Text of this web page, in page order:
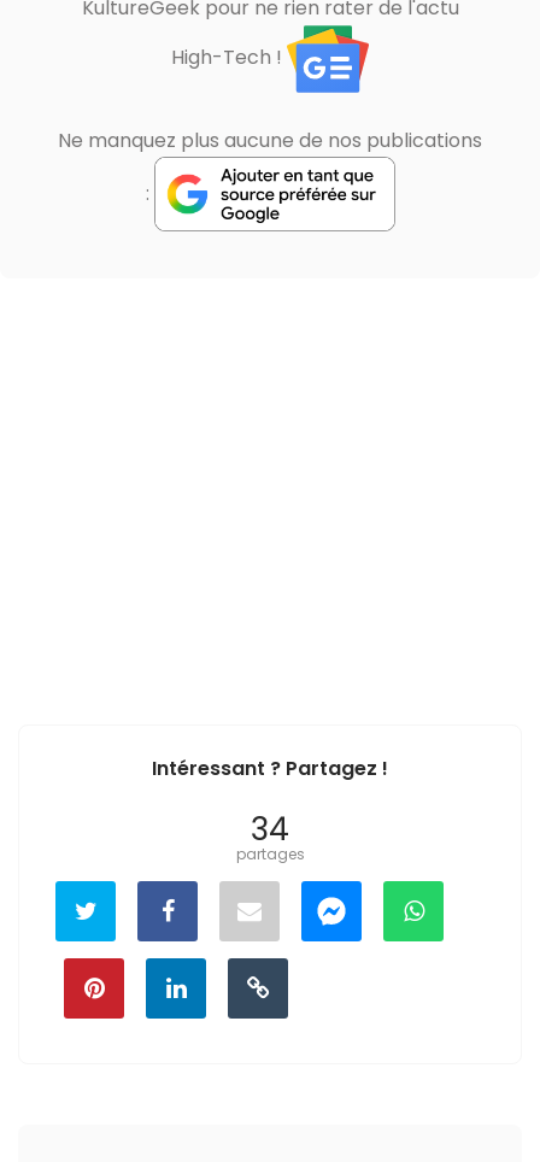
KultureGeek pour ne rien rater de l'actu
High-Tech !
Ne manquez plus aucune de nos publications
:
Intéressant ? Partagez !
34
partages